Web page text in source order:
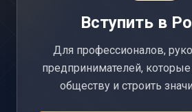
Вступить в
Для профессионалов,
предпринимателей, которые
обществу и строить